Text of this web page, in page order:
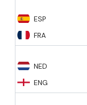
ESP
FRA
NED
ENG